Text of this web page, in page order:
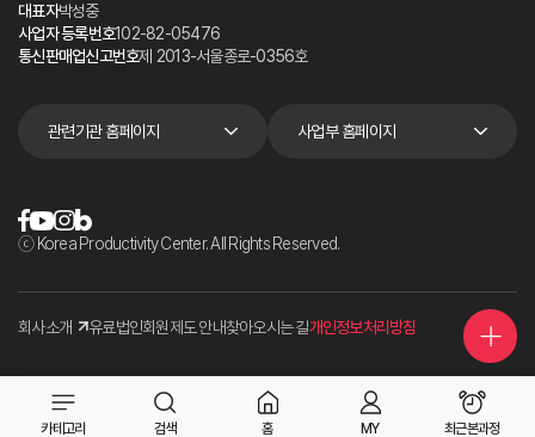
대표자박성중
사업자 등록번호102-82-05476
통신판매업신고번호제 2013-서울종로-0356호
관련기관 홈페이지 사업부 홈페이지
ⓒ Korea Productivity Center. All Rights Reserved.
회사소개 유료법인회원제도 안내찾아오시는 길개인정보처리방침
카테고리 검색 홈 MY 최근본과정